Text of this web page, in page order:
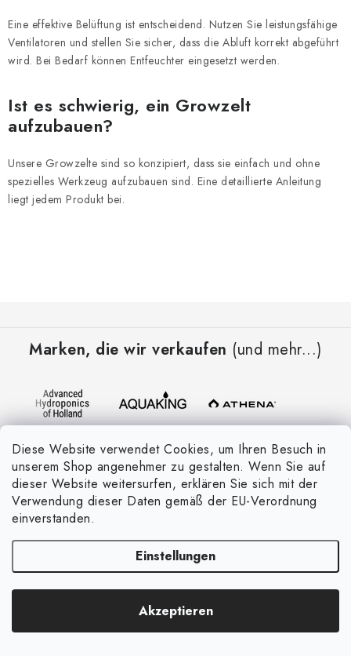
Diese Website verwendet Cookies, um Ihren Besuch in
unserem Shop angenehmer zu gestalten. Wenn Sie auf
dieser Website weitersurfen, erklären Sie sich mit der
Verwendung dieser Daten gemäß der EU-Verordnung
einverstanden.
Einstellungen
Akzeptieren
Eine effektive Belüftung ist entscheidend. Nutzen Sie leistungsfähige
Ventilatoren und stellen Sie sicher, dass die Abluft korrekt abgeführt
wird. Bei Bedarf können Entfeuchter eingesetzt werden.
Ist es schwierig, ein Growzelt
aufzubauen?
Unsere Growzelte sind so konzipiert, dass sie einfach und ohne
spezielles Werkzeug aufzubauen sind. Eine detaillierte Anleitung
liegt jedem Produkt bei.
i
Marken, die wir verkaufen (und mehr...)
Informationen für Sie
Geschäftsbewertung
Datenschutzerklärung